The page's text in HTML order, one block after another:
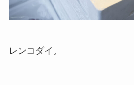
レンコダイ。